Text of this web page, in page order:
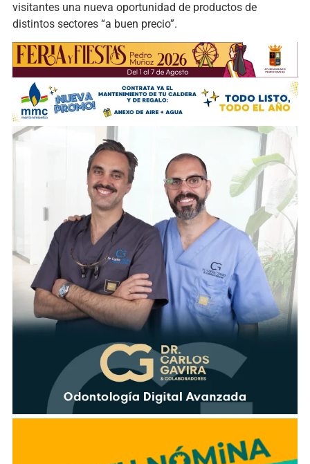
visitantes una nueva oportunidad de productos de
distintos sectores “a buen precio”.